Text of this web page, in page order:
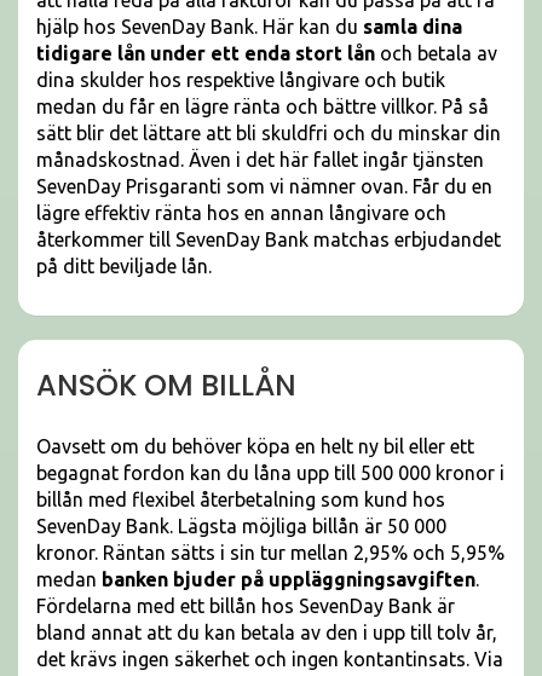
hjälp hos SevenDay Bank. Här kan du samla dina
tidigare lån under ett enda stort lån och betala av
dina skulder hos respektive långivare och butik
medan du får en lägre ränta och bättre villkor. På så
sätt blir det lättare att bli skuldfri och du minskar din
månadskostnad. Även i det här fallet ingår tjänsten
SevenDay Prisgaranti som vi nämner ovan. Får du en
lägre effektiv ränta hos en annan långivare och
återkommer till SevenDay Bank matchas erbjudandet
på ditt beviljade lån.
ANSÖK OM BILLÅN
Oavsett om du behöver köpa en helt ny bil eller ett
begagnat fordon kan du låna upp till 500 000 kronor i
billån med flexibel återbetalning som kund hos
SevenDay Bank. Lägsta möjliga billån är 50 000
kronor. Räntan sätts i sin tur mellan 2,95% och 5,95%
medan banken bjuder på uppläggningsavgiften.
Fördelarna med ett billån hos SevenDay Bank är
bland annat att du kan betala av den i upp till tolv år,
det krävs ingen säkerhet och ingen kontantinsats. Via